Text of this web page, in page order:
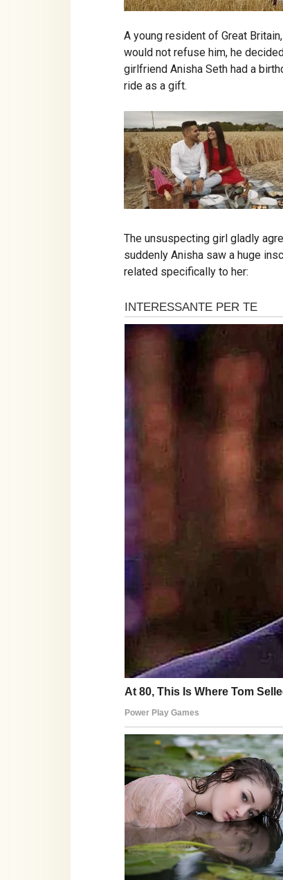
A young resident of Great
would not refuse him, he
girlfriend Anisha Seth had a
ride as a gift.
The unsuspecting girl gladly
suddenly Anisha saw a huge
related specifically to her: